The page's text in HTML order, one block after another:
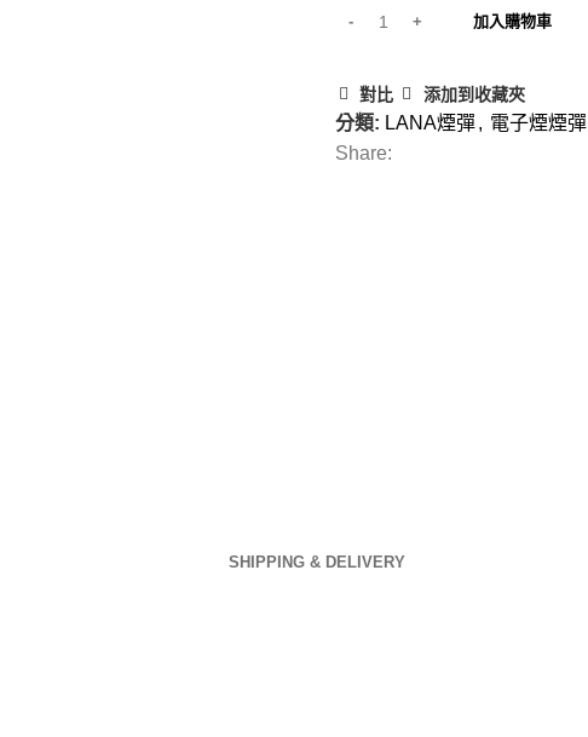
加入購物車
對比 添加到收藏夾
分類: LANA煙彈, 電子煙煙彈
Share: